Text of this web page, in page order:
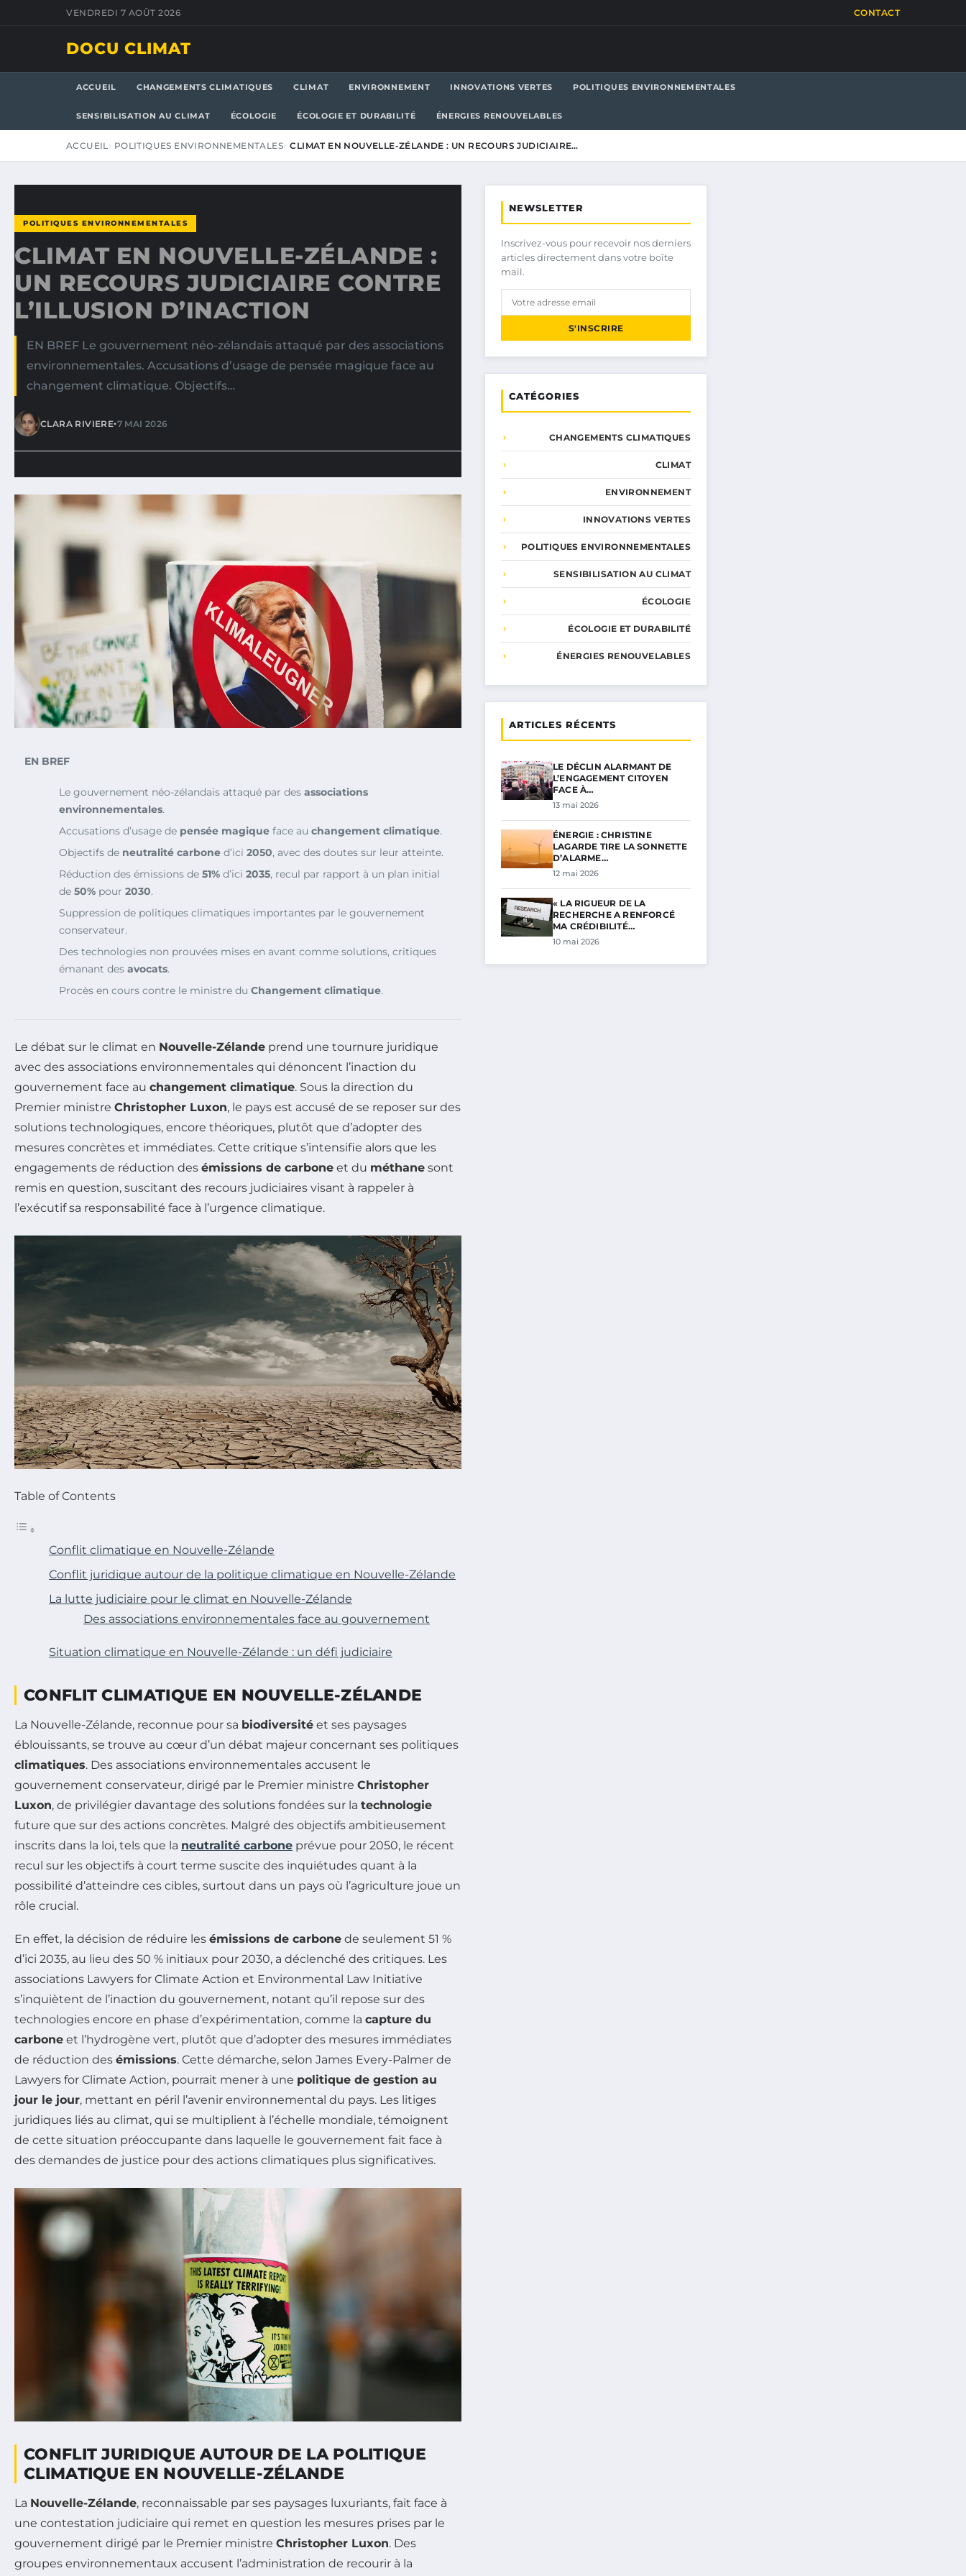
VENDREDI 7 AOÛT 2026 CONTACT
DOCU CLIMAT
ACCUEIL CHANGEMENTS CLIMATIQUES CLIMAT ENVIRONNEMENT INNOVATIONS VERTES POLITIQUES ENVIRONNEMENTALES
SENSIBILISATION AU CLIMAT ÉCOLOGIE ÉCOLOGIE ET DURABILITÉ ÉNERGIES RENOUVELABLES
ACCUEIL POLITIQUES ENVIRONNEMENTALES CLIMAT EN NOUVELLE-ZÉLANDE : UN RECOURS JUDICIAIRE…
POLITIQUES ENVIRONNEMENTALES
CLIMAT EN NOUVELLE-ZÉLANDE :
UN RECOURS JUDICIAIRE CONTRE
L’ILLUSION D’INACTION
EN BREF Le gouvernement néo-zélandais attaqué par des associations
environnementales. Accusations d’usage de pensée magique face au
changement climatique. Objectifs…
CLARA RIVIERE•7 MAI 2026
EN BREF
Le gouvernement néo-zélandais attaqué par des associations
environnementales.
Accusations d’usage de pensée magique face au changement climatique.
Objectifs de neutralité carbone d’ici 2050, avec des doutes sur leur atteinte.
Réduction des émissions de 51% d’ici 2035, recul par rapport à un plan initial
de 50% pour 2030.
Suppression de politiques climatiques importantes par le gouvernement
conservateur.
Des technologies non prouvées mises en avant comme solutions, critiques
émanant des avocats.
Procès en cours contre le ministre du Changement climatique.
Le débat sur le climat en Nouvelle-Zélande prend une tournure juridique
avec des associations environnementales qui dénoncent l’inaction du
gouvernement face au changement climatique. Sous la direction du
Premier ministre Christopher Luxon, le pays est accusé de se reposer sur des
solutions technologiques, encore théoriques, plutôt que d’adopter des
mesures concrètes et immédiates. Cette critique s’intensifie alors que les
engagements de réduction des émissions de carbone et du méthane sont
remis en question, suscitant des recours judiciaires visant à rappeler à
l’exécutif sa responsabilité face à l’urgence climatique.
Table of Contents
Conflit climatique en Nouvelle-Zélande
Conflit juridique autour de la politique climatique en Nouvelle-Zélande
La lutte judiciaire pour le climat en Nouvelle-Zélande
Des associations environnementales face au gouvernement
Situation climatique en Nouvelle-Zélande : un défi judiciaire
CONFLIT CLIMATIQUE EN NOUVELLE-ZÉLANDE
La Nouvelle-Zélande, reconnue pour sa biodiversité et ses paysages
éblouissants, se trouve au cœur d’un débat majeur concernant ses politiques
climatiques. Des associations environnementales accusent le
gouvernement conservateur, dirigé par le Premier ministre Christopher
Luxon, de privilégier davantage des solutions fondées sur la technologie
future que sur des actions concrètes. Malgré des objectifs ambitieusement
inscrits dans la loi, tels que la neutralité carbone prévue pour 2050, le récent
recul sur les objectifs à court terme suscite des inquiétudes quant à la
possibilité d’atteindre ces cibles, surtout dans un pays où l’agriculture joue un
rôle crucial.
En effet, la décision de réduire les émissions de carbone de seulement 51 %
d’ici 2035, au lieu des 50 % initiaux pour 2030, a déclenché des critiques. Les
associations Lawyers for Climate Action et Environmental Law Initiative
s’inquiètent de l’inaction du gouvernement, notant qu’il repose sur des
technologies encore en phase d’expérimentation, comme la capture du
carbone et l’hydrogène vert, plutôt que d’adopter des mesures immédiates
de réduction des émissions. Cette démarche, selon James Every-Palmer de
Lawyers for Climate Action, pourrait mener à une politique de gestion au
jour le jour, mettant en péril l’avenir environnemental du pays. Les litiges
juridiques liés au climat, qui se multiplient à l’échelle mondiale, témoignent
de cette situation préoccupante dans laquelle le gouvernement fait face à
des demandes de justice pour des actions climatiques plus significatives.
CONFLIT JURIDIQUE AUTOUR DE LA POLITIQUE
CLIMATIQUE EN NOUVELLE-ZÉLANDE
La Nouvelle-Zélande, reconnaissable par ses paysages luxuriants, fait face à
une contestation judiciaire qui remet en question les mesures prises par le
gouvernement dirigé par le Premier ministre Christopher Luxon. Des
groupes environnementaux accusent l’administration de recourir à la
NEWSLETTER
Inscrivez-vous pour recevoir nos derniers
articles directement dans votre boîte
mail.
S'INSCRIRE
CATÉGORIES
CHANGEMENTS CLIMATIQUES
CLIMAT
ENVIRONNEMENT
INNOVATIONS VERTES
POLITIQUES ENVIRONNEMENTALES
SENSIBILISATION AU CLIMAT
ÉCOLOGIE
ÉCOLOGIE ET DURABILITÉ
ÉNERGIES RENOUVELABLES
ARTICLES RÉCENTS
LE DÉCLIN ALARMANT DE
L’ENGAGEMENT CITOYEN
FACE À…
13 mai 2026
ÉNERGIE : CHRISTINE
LAGARDE TIRE LA SONNETTE
D’ALARME…
12 mai 2026
« LA RIGUEUR DE LA
RECHERCHE A RENFORCÉ
MA CRÉDIBILITÉ…
10 mai 2026